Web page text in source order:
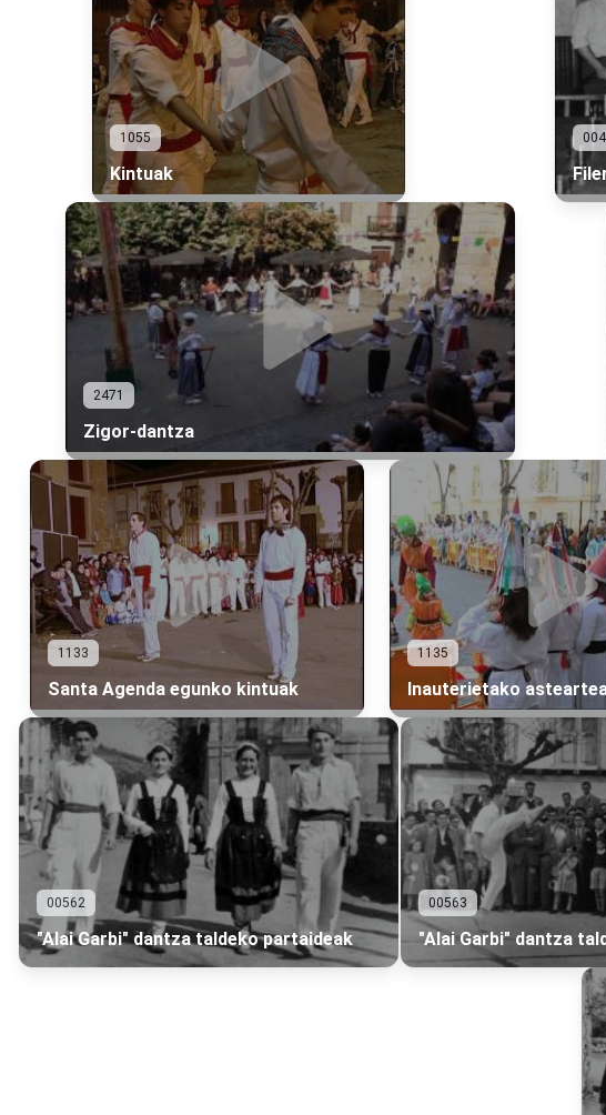
1055
Kintuak
2471
Zigor-dantza
1133
Santa Agenda egunko kintuak
1135
Inauterietako
00562
"Alai Garbi" dantza taldeko partaideak
00563
"Alai Garbi" dantza